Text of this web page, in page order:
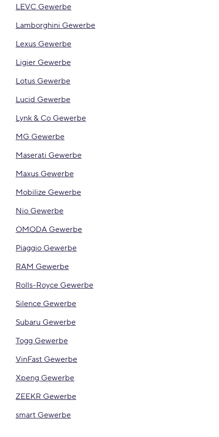
LEVC Gewerbe
Lamborghini Gewerbe
Lexus Gewerbe
Ligier Gewerbe
Lotus Gewerbe
Lucid Gewerbe
Lynk & Co Gewerbe
MG Gewerbe
Maserati Gewerbe
Maxus Gewerbe
Mobilize Gewerbe
Nio Gewerbe
OMODA Gewerbe
Piaggio Gewerbe
RAM Gewerbe
Rolls-Royce Gewerbe
Silence Gewerbe
Subaru Gewerbe
Togg Gewerbe
VinFast Gewerbe
Xpeng Gewerbe
ZEEKR Gewerbe
smart Gewerbe